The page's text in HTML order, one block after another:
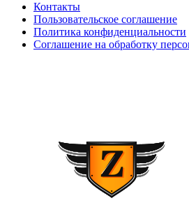
Контакты
Пользовательское соглашение
Политика конфиденциальности
Соглашение на обработку